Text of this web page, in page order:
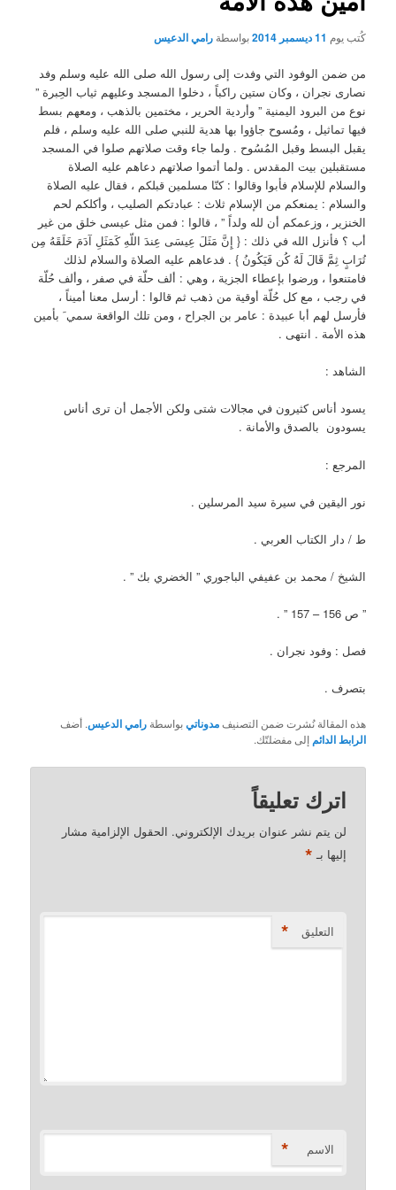
كُتب يوم 11 ديسمبر 2014 بواسطةرامي الدعيس
من ضمن الوفود التي وفدت إلى رسول الله صلى الله عليه وسلم وفد
نصارى نجران ، وكان ستين راكباً ، دخلوا المسجد وعليهم ثياب الحِبرة ”
نوع من البرود اليمنية ” وأردية الحرير ، مختمين بالذهب ، ومعهم بسط
فيها تماثيل ، ومُسوح جاؤوا بها هدية للنبي صلى الله عليه وسلم ، فلم
يقبل البسط وقبل المُسُوح . ولما جاء وقت صلاتهم صلوا في المسجد
مستقبلين بيت المقدس . ولما أتموا صلاتهم دعاهم عليه الصلاة
والسلام للإسلام فأبوا وقالوا : كنّا مسلمين قبلكم ، فقال عليه الصلاة
والسلام : يمنعكم من الإسلام ثلاث : عبادتكم الصليب ، وأكلكم لحم
الخنزير ، وزعمكم أن لله ولداً ” ، قالوا : فمن مثل عيسى خلق من غير
أب ؟ فأنزل الله في ذلك : { إِنَّ مَثَلَ عِيسَى عِندَ اللّهِ كَمَثَلِ آدَمَ خَلَقَهُ مِن
تُرَابٍ ثِمَّ قَالَ لَهُ كُن فَيَكُونُ } . فدعاهم عليه الصلاة والسلام لذلك
فامتنعوا ، ورضوا بإعطاء الجزية ، وهي : ألف حلّة في صفر ، وألف حُلّة
في رجب ، مع كل حُلّة أوقية من ذهب ثم قالوا : أرسل معنا أميناً ،
فأرسل لهم أبا عبيدة : عامر بن الجراح ، ومن تلك الواقعة سمي َ بأمين
هذه الأمة . انتهى .
الشاهد :
يسود أناس كثيرون في مجالات شتى ولكن الأجمل أن ترى أناس
يسودون بالصدق والأمانة .
المرجع :
نور اليقين في سيرة سيد المرسلين .
ط / دار الكتاب العربي .
الشيخ / محمد بن عفيفي الباجوري ” الخضري بك ” .
” ص 156 – 157 ” .
فصل : وفود نجران .
بتصرف .
هذه المقالة نُشرت ضمن التصنيفمدوناتيبواسطةرامي الدعيس. أضف
الرابط الدائم إلى مفضلتّك.
اترك تعليقاً
لن يتم نشر عنوان بريدك الإلكتروني. الحقول الإلزامية مشار
إليها بـ *
التعليق *
الاسم *